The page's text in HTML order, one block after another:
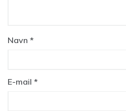
Navn *
E-mail *